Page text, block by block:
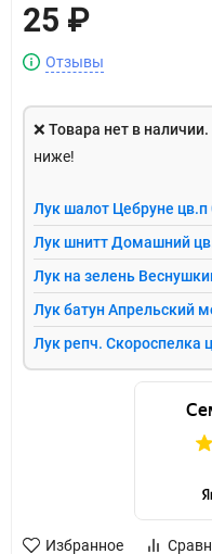
25 ₽
Отзывы
❌ Товара нет в наличии.
ниже!
Лук шалот Цебруне цв.п
Лук шнитт Домашний
Лук на зелень
Лук батун Апрельский
Лук репч. Скороспелка
Избранное